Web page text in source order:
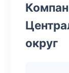
округ